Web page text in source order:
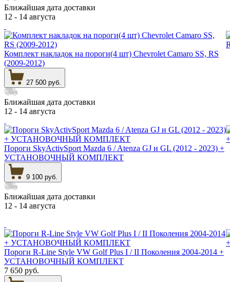
Ближайшая дата доставки
12 - 14 августа
Комплект накладок на пороги(4 шт) Chevrolet Camaro SS, RS
(2009-2012)
27 500 руб.
Ближайшая дата доставки
12 - 14 августа
Пороги SkyActivSport Mazda 6 / Atenza GJ и GL (2012 - 2023) +
УСТАНОВОЧНЫЙ КОМПЛЕКТ
9 100 руб.
Ближайшая дата доставки
12 - 14 августа
Пороги R-Line Style VW Golf Plus I / II Поколения 2004-2014 +
УСТАНОВОЧНЫЙ КОМПЛЕКТ
7 650 руб.